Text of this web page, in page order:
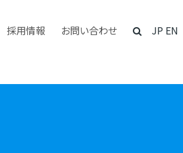
採用情報 お問い合わせ JP EN